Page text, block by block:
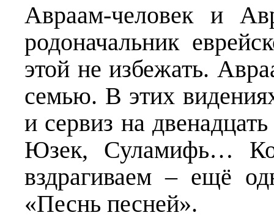
Авраам-человек и
родоначальник
этой не избежать.
семью. В этих
и сервиз на
Юзек, Суламифь…
вздрагиваем – ещё
«Песнь песней».